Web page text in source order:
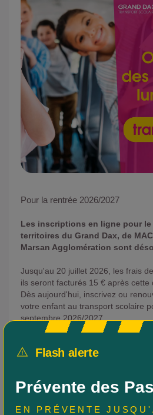
Pour la rentrée 2026/2027
Les inscriptions en ligne pour
territoires du Grand Dax, de
Marsan Agglomération sont
Jusqu'au 20 juillet 2026, les frais
ils seront facturés 15 € après cette
Dès aujourd'hui, inscrivez ou
votre enfant au transport scolaire
septembre 2026/2027.
service
Vous y retrouvereztoutes les
contacts en cas d’objets trouvés/
Flash alerte
Prévente des
EN PRÉVENTE